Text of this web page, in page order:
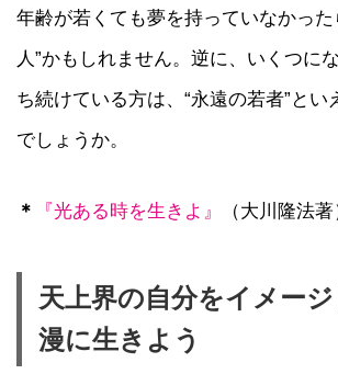
年齢が若くても夢を持っていなかった
人”かもしれません。逆に、いくつに
ち続けている方は、“永遠の若者”とい
でしょうか。
＊ 『光ある時を生きよ』 （大川隆法著
天上界の自分をイメー
漫に生きよう